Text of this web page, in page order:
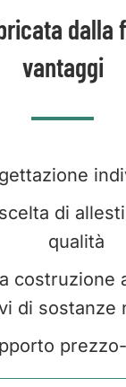
dalla
vantaggi
di
qualità
costruzione
di sostanze